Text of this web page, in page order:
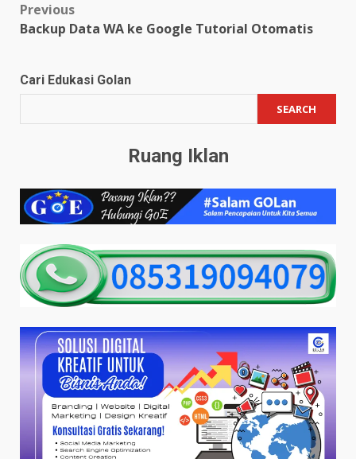
Post
navigation
Previous
Backup Data WA ke Google Tutorial Otomatis
Cari Edukasi Golan
SEARCH
Ruang Iklan